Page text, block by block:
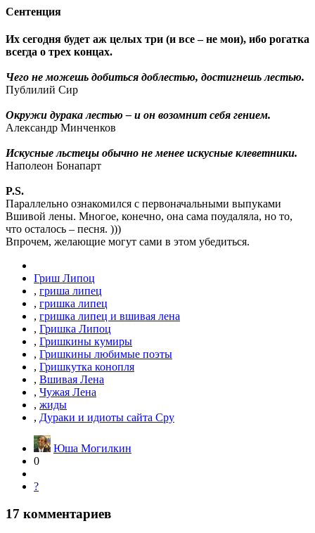
Сентенция
Их сегодня будет аж целых три (и все – не мои), ибо рогатка
всегда о трех концах.
Чего не можешь добиться доблестью, достигнешь лестью.
Публилий Сир
Окружи дурака лестью – и он возомнит себя гением.
Александр Минченков
Искусные льстецы обычно не менее искусные клеветники.
Наполеон Бонапарт
P.S.
Параллельно ознакомился с первоначальными выпуками
Вшивой лены. Многое, конечно, она сама поудаляла, но то,
что осталось – песня. )))
Впрочем, желающие могут сами в этом убедиться.
Гриш Липоц
, гриша липец
, гришка липец
, гришка липец и вшивая лена
, Гришка Липоц
, Гришкины кумиры
, Гришкины любимые поэты
, Гришкутка конопля
, Вшивая Лена
, Чужая Лена
, жиды
, Дураки и идиоты сайта Сру
Юша Могилкин
0
?
17 комментариев